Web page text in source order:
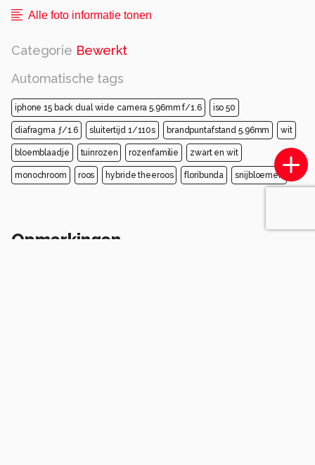
Alle foto informatie tonen
Categorie Bewerkt
Automatische tags
iphone 15 back dual wide camera 5.96mm f/1.6 iso 50
diafragma ƒ/1.6 sluitertijd 1/110s brandpuntafstand 5.96mm wit
bloemblaadje tuinrozen rozenfamilie zwart en wit
monochroom roos hybride theeroos floribunda snijbloemen
Opmerkingen